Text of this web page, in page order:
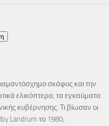
σκάφος και την
ελικόπτερα, τα εγκαύματα
κυβέρνησης. Τι βίωσαν οι
Landrum το 1980;